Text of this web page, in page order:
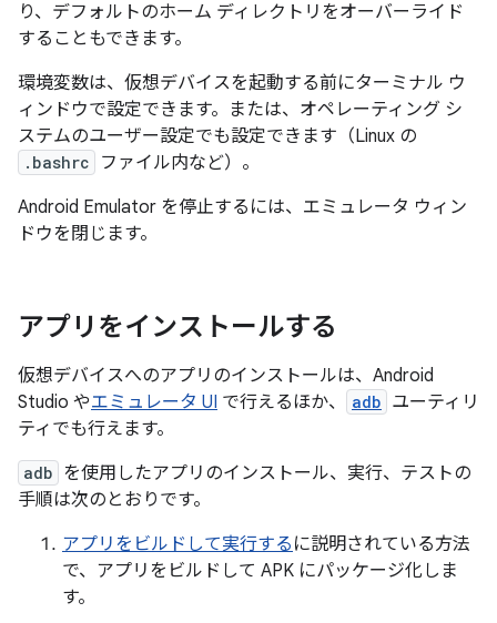
り、デフォルトのホーム ディレクトリをオーバーライド
することもできます。
環境変数は、仮想デバイスを起動する前にターミナル ウ
ィンドウで設定できます。または、オペレーティング シ
ステムのユーザー設定でも設定できます（Linux の
.bashrc
ファイル内など）。
Android Emulator を停止するには、エミュレータ ウィン
ドウを閉じます。
アプリをインストールする
仮想デバイスへのアプリのインストールは、Android
Studio やエミュレータ UI で行えるほか、 adb ユーティリ
ティでも行えます。
adb を使用したアプリのインストール、実行、テストの
手順は次のとおりです。
アプリをビルドして実行する に説明されている方法
で、アプリをビルドして APK にパッケージ化しま
す。